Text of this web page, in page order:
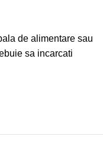
de alimentare sau
sa incarcati